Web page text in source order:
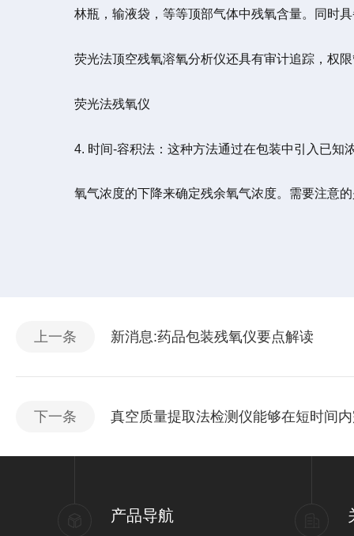
林瓶，输液袋，等等顶部气体中残氧含量。同时
荧光法顶空残氧溶氧分析仪还具有审计追踪，权
荧光法残氧仪
4. 时间-容积法：这种方法通过在包装中引入已知
氧气浓度的下降来确定残余氧气浓度。需要注意
上一条 新消息:药品包装残氧仪要点解读
下一条 真空质量提取法检测仪能够在短时间
产品导航